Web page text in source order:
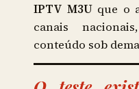
IPTV M3U que o
canais
conteúdo sob